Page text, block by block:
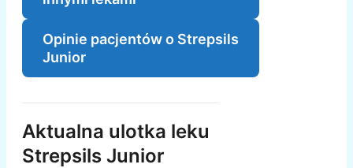
Opinie pacjentów o Strepsils
Junior
Aktualna ulotka leku
Strepsils Junior